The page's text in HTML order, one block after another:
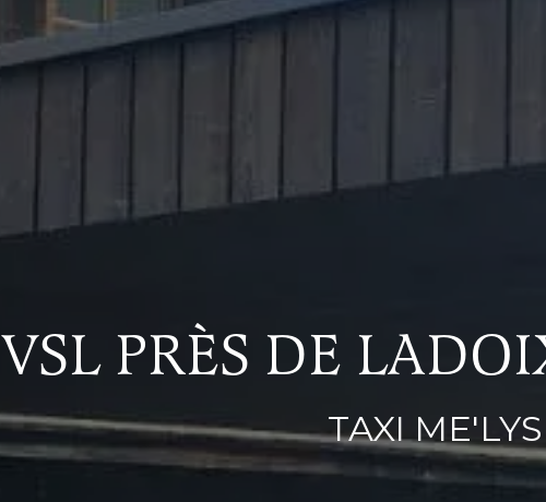
VSL PRÈS DE
TAXI ME'LYS